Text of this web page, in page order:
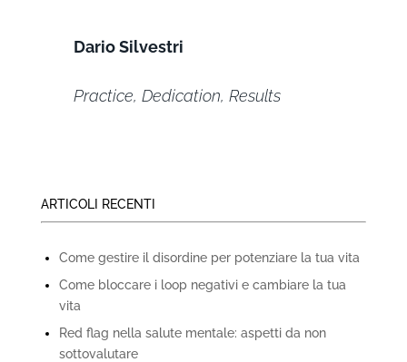
Dario Silvestri
Practice, Dedication, Results
ARTICOLI RECENTI
Come gestire il disordine per potenziare la tua vita
Come bloccare i loop negativi e cambiare la tua
vita
Red flag nella salute mentale: aspetti da non
sottovalutare